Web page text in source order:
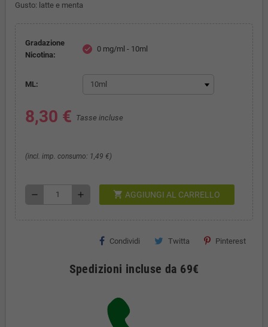
Gusto: latte e menta
Gradazione
Nicotina:
check 0 mg/ml - 10ml
ML:
8,30 € Tasse incluse
(incl. imp. consumo: 1,49 €)
remove add shopping_cart AGGIUNGI AL CARRELLO
Condividi Twitta Pinterest
Spedizioni incluse da 69€